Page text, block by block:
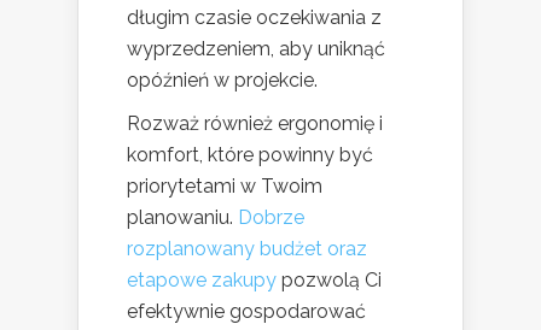
długim czasie oczekiwania z
wyprzedzeniem, aby uniknąć
opóźnień w projekcie.
Rozważ również ergonomię i
komfort, które powinny być
priorytetami w Twoim
planowaniu. Dobrze
rozplanowany budżet oraz
etapowe zakupy pozwolą Ci
efektywnie gospodarować